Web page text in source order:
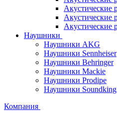
Акустические
Акустические
Акустические
Наушники
Наушники AKG
Наушники Sennheiser
Наушники Behringer
Наушники Mackie
Наушники Prodipe
Наушники Soundking
Компания